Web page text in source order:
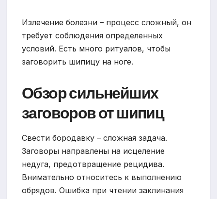
Излечение болезни – процесс сложный, он
требует соблюдения определенных
условий. Есть много ритуалов, чтобы
заговорить шипицу на ноге.
Обзор сильнейших
заговоров от шипиц
Свести бородавку – сложная задача.
Заговоры направлены на исцеление
недуга, предотвращение рецидива.
Внимательно относитесь к выполнению
обрядов. Ошибка при чтении заклинания